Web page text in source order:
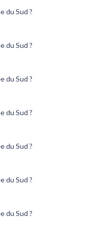
du Sud ?
du Sud ?
du Sud ?
du Sud ?
du Sud ?
du Sud ?
du Sud ?